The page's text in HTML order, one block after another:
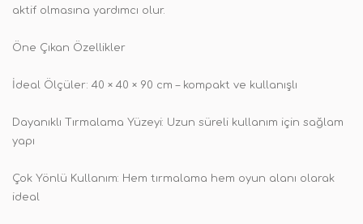
aktif olmasına yardımcı olur.
Öne Çıkan Özellikler
İdeal Ölçüler: 40 × 40 × 90 cm – kompakt ve kullanışlı
Dayanıklı Tırmalama Yüzeyi: Uzun süreli kullanım için sağlam
yapı
Çok Yönlü Kullanım: Hem tırmalama hem oyun alanı olarak
ideal